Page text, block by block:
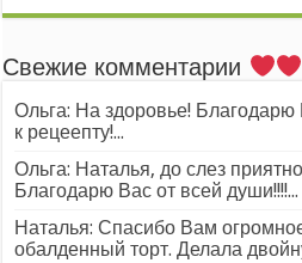
Свежие комментарии
Ольга: На здоровье!
к рецеепту!...
Ольга: Наталья, до слез
Благодарю Вас от всей души!!!!...
Наталья: Спасибо Вам
обалденный торт. Делала